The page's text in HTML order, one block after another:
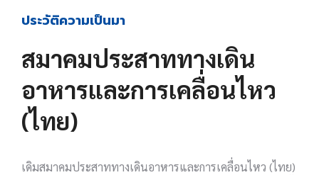
ประวัติความเป็นมา
สมาคมประสาททางเดิน
อาหารและการเคลื่อนไหว
(ไทย)
เดิมสมาคมประสาททางเดินอาหารและการเคลื่อนไหว (ไทย)